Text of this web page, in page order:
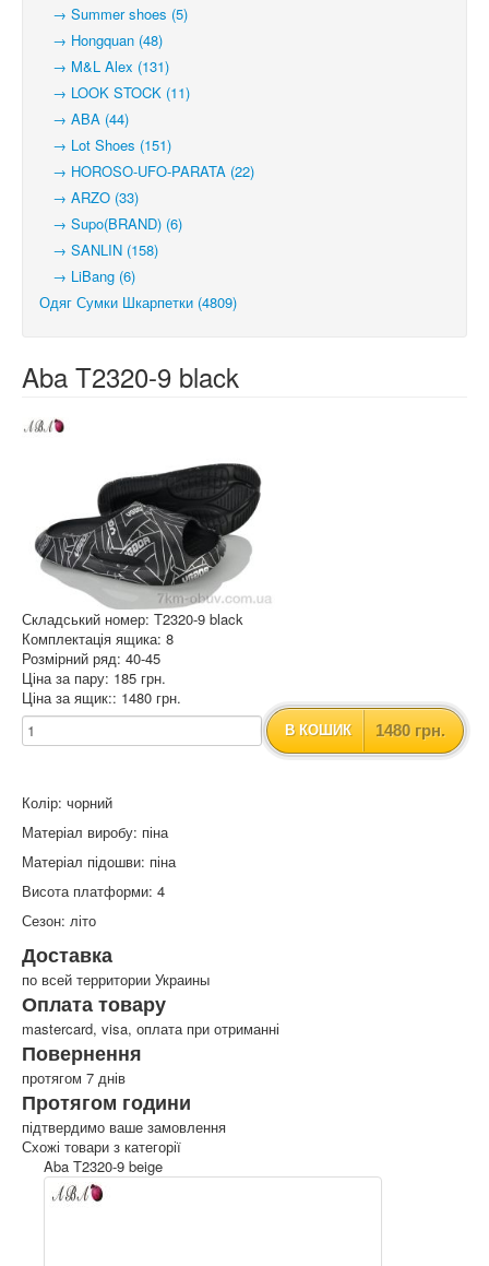
→ Summer shoes (5)
→ Hongquan (48)
→ M&L Alex (131)
→ LOOK STOCK (11)
→ ABA (44)
→ Lot Shoes (151)
→ HOROSO-UFO-PARATA (22)
→ ARZO (33)
→ Supo(BRAND) (6)
→ SANLIN (158)
→ LiBang (6)
Одяг Сумки Шкарпетки (4809)
Aba T2320-9 black
Складський номер: T2320-9 black
Комплектація ящика: 8
Розмірний ряд: 40-45
Ціна за пару: 185 грн.
Ціна за ящик:: 1480 грн.
В КОШИК 1480 грн.
Колір: чорний
Матеріал виробу: піна
Матеріал підошви: піна
Висота платформи: 4
Сезон: літо
Доставка
по всей территории Украины
Оплата товару
mastercard, visa, оплата при отриманні
Повернення
протягом 7 днів
Протягом години
підтвердимо ваше замовлення
Схожі товари з категорії
Aba T2320-9 beige